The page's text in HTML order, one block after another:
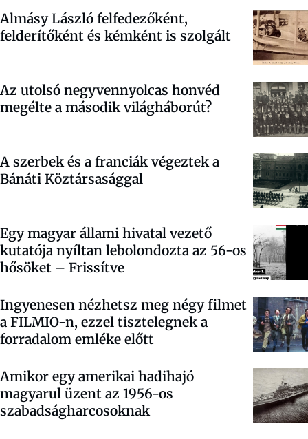
Almásy László felfedezőként,
felderítőként és kémként is szolgált
Az utolsó negyvennyolcas honvéd
megélte a második világháborút?
A szerbek és a franciák végeztek a
Bánáti Köztársasággal
Egy magyar állami hivatal vezető
kutatója nyíltan lebolondozta az 56-os
hősöket – Frissítve
Ingyenesen nézhetsz meg négy filmet
a FILMIO-n, ezzel tisztelegnek a
forradalom emléke előtt
Amikor egy amerikai hadihajó
magyarul üzent az 1956-os
szabadságharcosoknak